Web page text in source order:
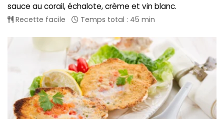
sauce au corail, échalote, crème et vin blanc.
Recette facile Temps total : 45 min